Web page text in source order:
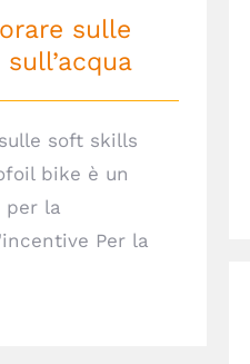
sulle
soft skills
bike è un
per la
Per la